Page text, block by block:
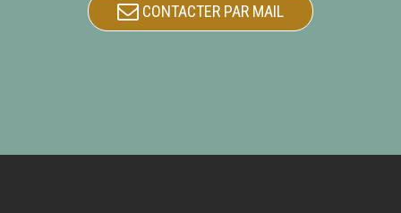
CONTACTER PAR MAIL